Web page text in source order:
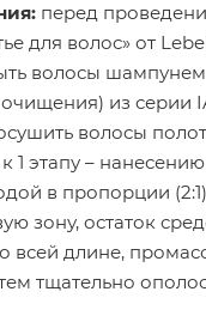
перед
для волос» от
волосы шампунем
из серии
волосы
1 этапу –
в пропорции
зону, остаток
всей длине,
тщательно